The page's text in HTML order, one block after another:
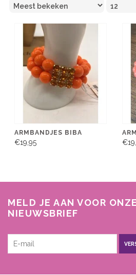
ARMBANDJES BIBA
€19,95
MELD JE AAN VOOR ONZE
NIEUWSBRIEF